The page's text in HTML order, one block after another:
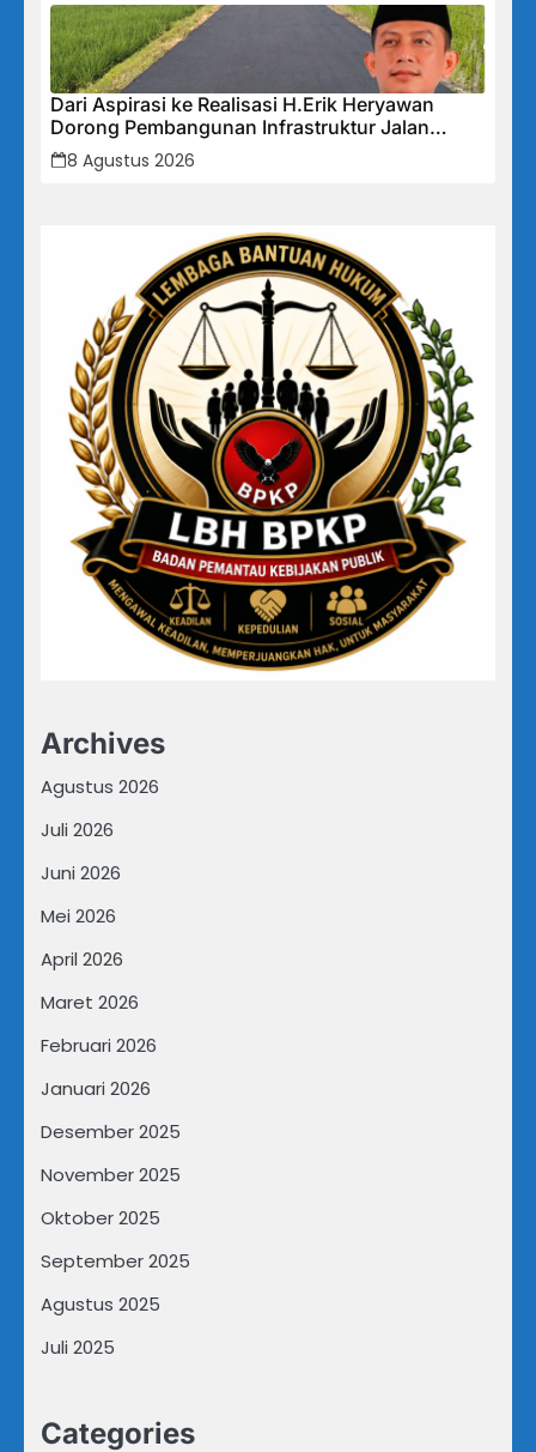
Dari Aspirasi ke Realisasi H.Erik Heryawan
Dorong Pembangunan Infrastruktur Jalan
Cikalong Bunder
8 Agustus 2026
Archives
Agustus 2026
Juli 2026
Juni 2026
Mei 2026
April 2026
Maret 2026
Februari 2026
Januari 2026
Desember 2025
November 2025
Oktober 2025
September 2025
Agustus 2025
Juli 2025
Categories